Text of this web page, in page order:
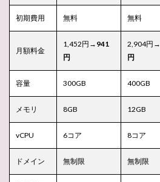
初期費用 無料 無料
月額料金
1,452円→ 941
円
2,904円→
円
容量 300GB 400GB
メモリ 8GB 12GB
vCPU 6コア 8コア
ドメイン 無制限 無制限